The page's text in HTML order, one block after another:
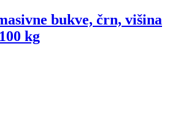
bukve, črn, višina
kg